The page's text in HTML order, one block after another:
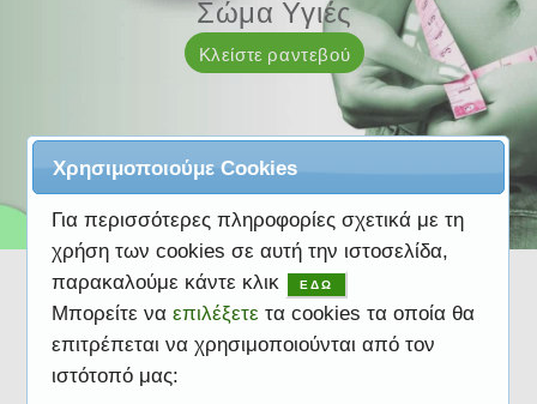
διάθεση
Κλείστε ραντεβού
Σώμα Υγιές
Κλείστε ραντεβού
Κλείστε ραντεβού
διάθεση
Κλείστε ραντεβού
Σώμα Υγιές
Κλείστε ραντεβού
Χρησιμοποιούμε Cookies
Για περισσότερες πληροφορίες σχετικά με τη
χρήση των cookies σε αυτή την ιστοσελίδα,
παρακαλούμε κάντε κλικ
ΕΔΩ
Μπορείτε να επιλέξετε τα cookies τα οποία θα
επιτρέπεται να χρησιμοποιούνται από τον
ιστότοπό μας: